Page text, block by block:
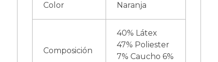
Color Naranja
Composición
40% Látex
47% Poliester
7% Caucho 6%